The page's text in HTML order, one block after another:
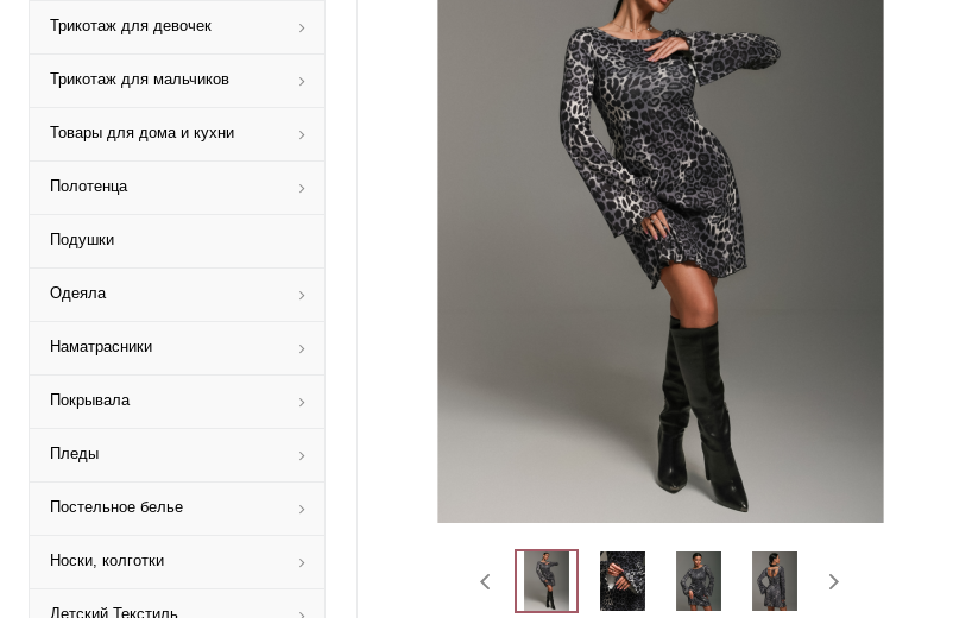
Трикотаж для девочек
Трикотаж для мальчиков
Товары для дома и кухни
Полотенца
Подушки
Одеяла
Наматрасники
Покрывала
Пледы
Постельное белье
Носки, колготки
Детский Текстиль